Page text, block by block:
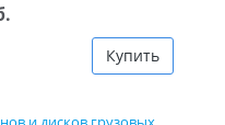
Купить